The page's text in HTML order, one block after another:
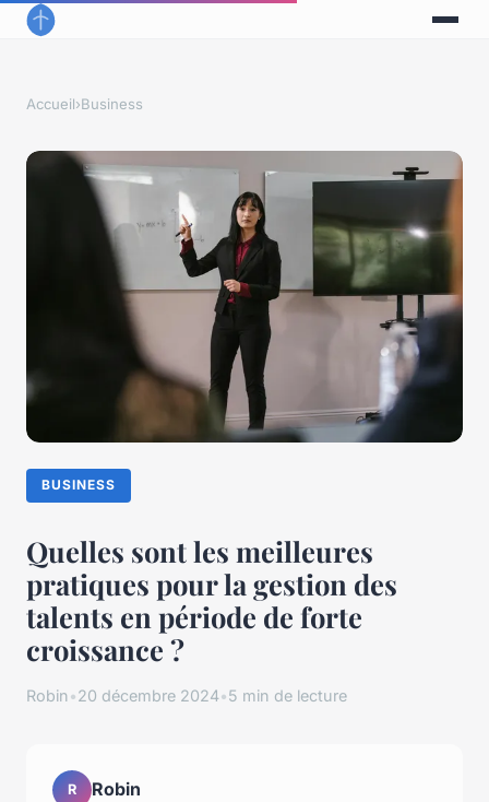
Accueil›Business
BUSINESS
Quelles sont les meilleures
pratiques pour la gestion des
talents en période de forte
croissance ?
Robin•20 décembre 2024•5 min de lecture
R Robin